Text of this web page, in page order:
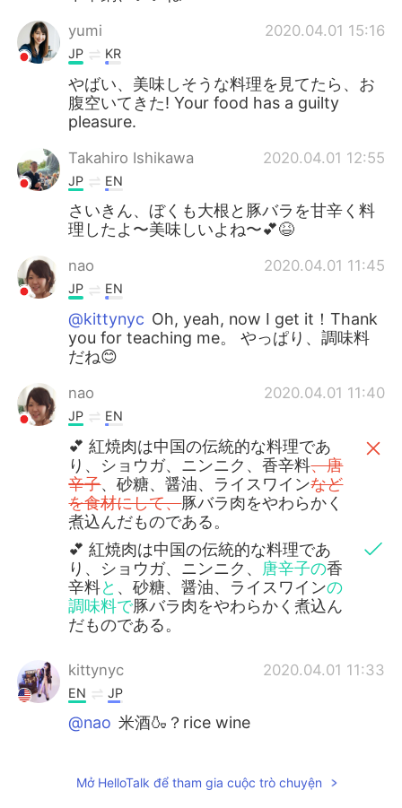
yumi 2020.04.01 15:16
JP KR
やばい、美味しそうな料理を見てたら、お
腹空いてきた! Your food has a guilty
pleasure.
Takahiro Ishikawa 2020.04.01 12:55
JP EN
さいきん、ぼくも大根と豚バラを甘辛く料
理したよ〜美味しいよね〜💕😆
nao 2020.04.01 11:45
JP EN
@kittynyc Oh, yeah, now I get it！Thank
you for teaching me。 やっぱり、調味料
だね😊
nao 2020.04.01 11:40
JP EN
💕 紅焼肉は中国の伝統的な料理であ
り、ショウガ、ニンニク、香辛料、唐
辛子、砂糖、醤油、ライスワインなど
を食材にして、豚バラ肉をやわらかく
煮込んだものである。
💕 紅焼肉は中国の伝統的な料理であ
り、ショウガ、ニンニク、 唐辛子の香
辛料と 、砂糖、醤油、ライスワインの
調味料で豚バラ肉をやわらかく煮込ん
だものである。
kittynyc 2020.04.01 11:33
EN JP
@nao 米酒🍶？rice wine
JP EN
Mở HelloTalk để tham gia cuộc trò chuyện